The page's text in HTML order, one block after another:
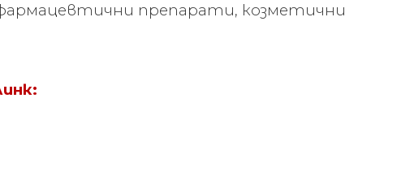
препарати, козметични